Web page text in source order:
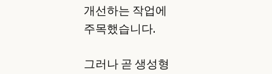
개선하는 작업에
주목했습니다.
그러나 곧 생성형